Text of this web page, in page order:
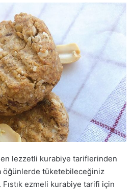
en lezzetli kurabiye tariflerinden
öğünlerde tüketebileceğiniz
ezmeli kurabiye tarifi için